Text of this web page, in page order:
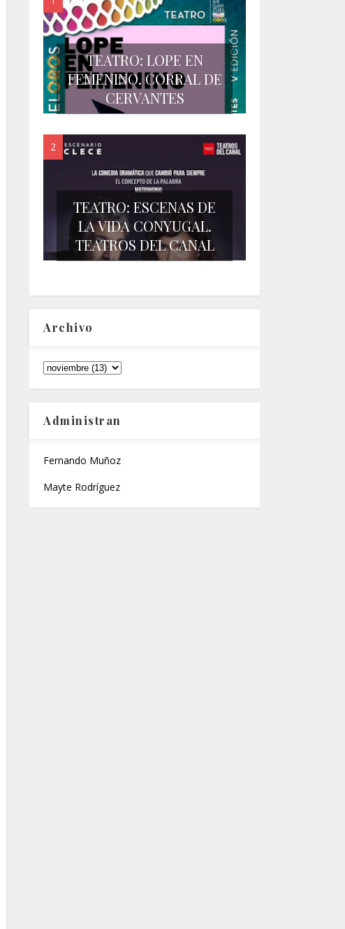
TEATRO: LOPE EN
FEMENINO. CORRAL DE
CERVANTES
TEATRO: ESCENAS DE
LA VIDA CONYUGAL.
TEATROS DEL CANAL
Archivo
Administran
Fernando Muñoz
Mayte Rodríguez